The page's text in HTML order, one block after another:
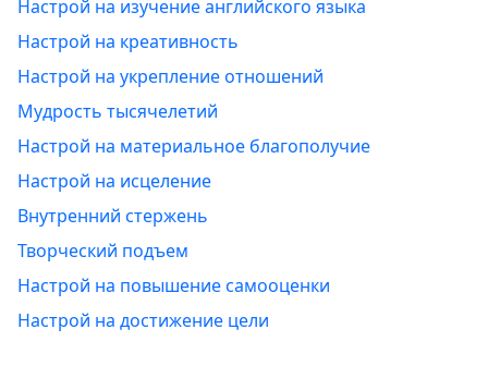
Настрой на изучение английского языка
Настрой на креативность
Настрой на укрепление отношений
Мудрость тысячелетий
Настрой на материальное благополучие
Настрой на исцеление
Внутренний стержень
Творческий подъем
Настрой на повышение самооценки
Настрой на достижение цели